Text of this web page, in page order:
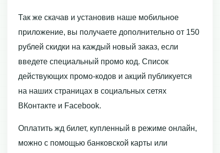
Так же скачав и установив наше мобильное
приложение, вы получаете дополнительно от 150
рублей скидки на каждый новый заказ, если
введете специальный промо код. Список
действующих промо-кодов и акций публикуется
на наших страницах в социальных сетях
ВКонтакте и Facebook.
Оплатить жд билет, купленный в режиме онлайн,
можно с помощью банковской карты или